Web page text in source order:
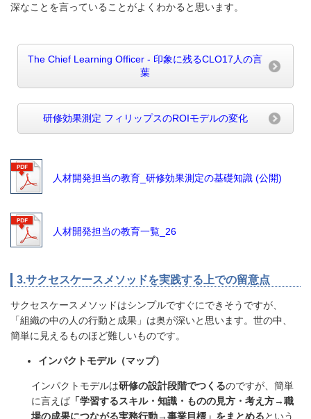
深なことを言っていることがよくわかると思います。
The Chief Learning Officer - 印象に残るCLO17人の言
葉
研修効果測定 フィリップスのROIモデルの変化
人材開発担当の教育_研修効果測定の基礎知識 (公開)
人材開発担当の教育一覧_26
3.サクセスケースメソッドを実践する上での留意点
サクセスケースメソッドはシンプルですぐにできそうですが、
「組織の中の人の行動と成果」は奥が深いと思います。世の中、
簡単に見えるものほど難しいものです。
インパクトモデル（マップ）
インパクトモデルは研修の設計段階でつくるのですが、簡単
に言えば 「学習するスキル・知識・ものの見方・考え方→職
場の成果につながる実務行動→事業目標」をまとめるという